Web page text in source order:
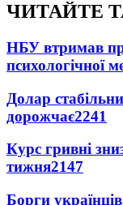
ЧИТАЙТЕ
НБУ втримав
психологічної
Долар
дорожчає2241
Курс гривні
тижня2147
Борги